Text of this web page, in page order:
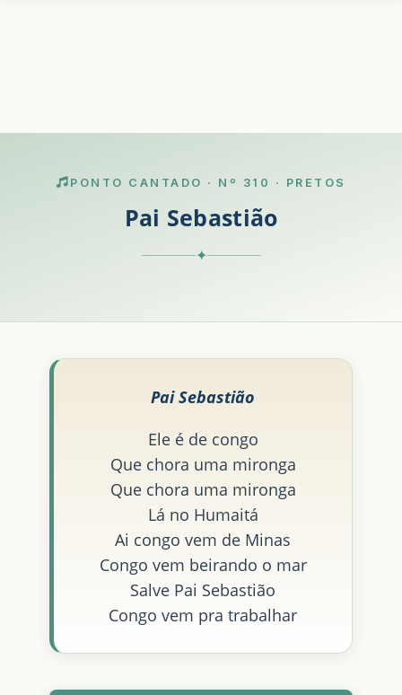
PONTO CANTADO · Nº 310 · PRETOS
Pai Sebastião
✦
Pai Sebastião
Ele é de congo
Que chora uma mironga
Que chora uma mironga
Lá no Humaitá
Ai congo vem de Minas
Congo vem beirando o mar
Salve Pai Sebastião
Congo vem pra trabalhar